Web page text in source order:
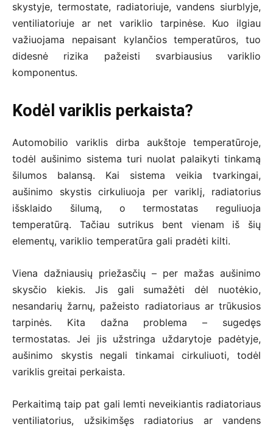
skystyje, termostate, radiatoriuje, vandens siurblyje,
ventiliatoriuje ar net variklio tarpinėse. Kuo ilgiau
važiuojama nepaisant kylančios temperatūros, tuo
didesnė rizika pažeisti svarbiausius variklio
komponentus.
Kodėl variklis perkaista?
Automobilio variklis dirba aukštoje temperatūroje,
todėl aušinimo sistema turi nuolat palaikyti tinkamą
šilumos balansą. Kai sistema veikia tvarkingai,
aušinimo skystis cirkuliuoja per variklį, radiatorius
išsklaido šilumą, o termostatas reguliuoja
temperatūrą. Tačiau sutrikus bent vienam iš šių
elementų, variklio temperatūra gali pradėti kilti.
Viena dažniausių priežasčių – per mažas aušinimo
skysčio kiekis. Jis gali sumažėti dėl nuotėkio,
nesandarių žarnų, pažeisto radiatoriaus ar trūkusios
tarpinės. Kita dažna problema – sugedęs
termostatas. Jei jis užstringa uždarytoje padėtyje,
aušinimo skystis negali tinkamai cirkuliuoti, todėl
variklis greitai perkaista.
Perkaitimą taip pat gali lemti neveikiantis radiatoriaus
ventiliatorius, užsikimšęs radiatorius ar vandens